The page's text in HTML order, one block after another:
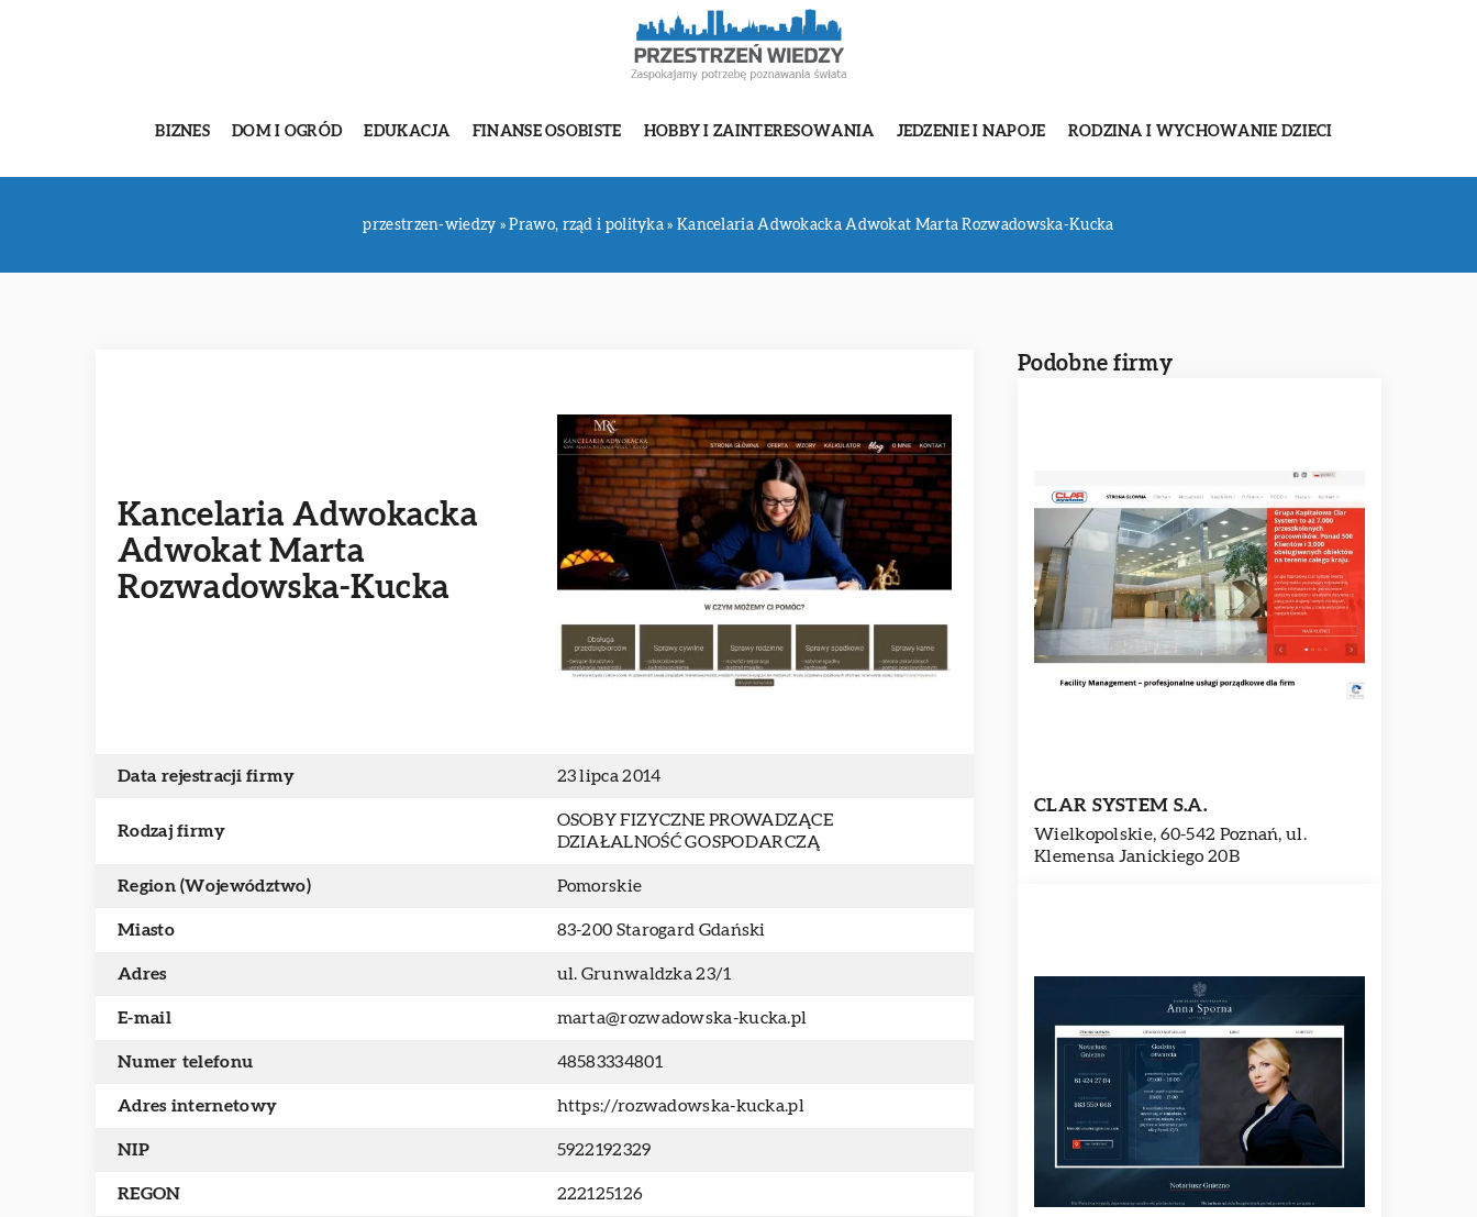
BIZNES DOM I OGRÓD EDUKACJA FINANSE OSOBISTE HOBBY I ZAINTERESOWANIA JEDZENIE I NAPOJE RODZINA I WYCHOWANIE DZIECI
przestrzen-wiedzy »Prawo, rząd i polityka » Kancelaria Adwokacka Adwokat Marta Rozwadowska-Kucka
Kancelaria Adwokacka
Adwokat Marta
Rozwadowska-Kucka
Data rejestracji firmy 23 lipca 2014
Rodzaj firmy
OSOBY FIZYCZNE PROWADZĄCE
DZIAŁALNOŚĆ GOSPODARCZĄ
Region (Województwo) Pomorskie
Miasto 83-200 Starogard Gdański
Adres ul. Grunwaldzka 23/1
E-mail marta@rozwadowska-kucka.pl
Numer telefonu 48583334801
Adres internetowy https://rozwadowska-kucka.pl
NIP 5922192329
REGON 222125126
Podobne firmy
CLAR SYSTEM S.A.
Wielkopolskie, 60-542 Poznań, ul.
Klemensa Janickiego 20B